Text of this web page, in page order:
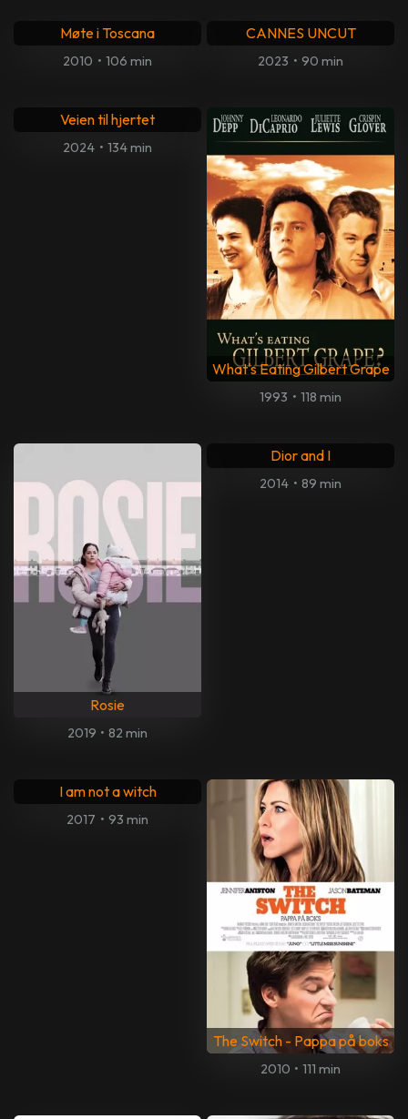
Møte i Toscana
2010 • 106 min
CANNES UNCUT
2023 • 90 min
Veien til hjertet
2024 • 134 min
What's Eating Gilbert Grape
1993 • 118 min
Rosie
2019 • 82 min
Dior and I
2014 • 89 min
I am not a witch
2017 • 93 min
The Switch - Pappa på boks
2010 • 111 min